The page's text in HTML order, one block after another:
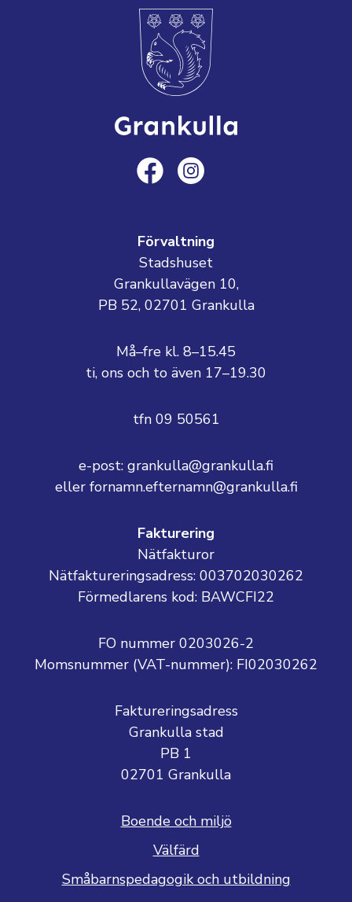
Förvaltning
Stadshuset
Grankullavägen 10,
PB 52, 02701 Grankulla
Må–fre kl. 8–15.45
ti, ons och to även 17–19.30
tfn 09 50561
e-post: grankulla@grankulla.fi
eller fornamn.efternamn@grankulla.fi
Fakturering
Nätfakturor
Nätfaktureringsadress: 003702030262
Förmedlarens kod: BAWCFI22
FO nummer 0203026-2
Momsnummer (VAT-nummer): FI02030262
Faktureringsadress
Grankulla stad
PB 1
02701 Grankulla
Boende och miljö
Välfärd
Småbarnspedagogik och utbildning